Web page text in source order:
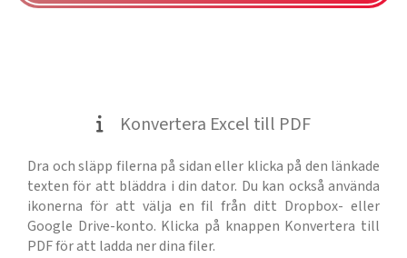
Konvertera Excel till PDF
Dra och släpp filerna på sidan eller klicka på den länkade
texten för att bläddra i din dator. Du kan också använda
ikonerna för att välja en fil från ditt Dropbox- eller
Google Drive-konto. Klicka på knappen Konvertera till
PDF för att ladda ner dina filer.